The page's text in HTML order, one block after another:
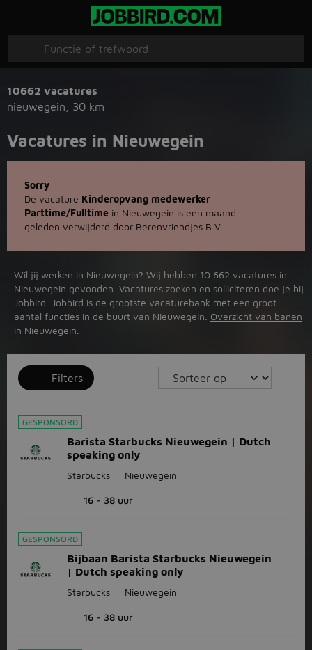
10662 vacatures
nieuwegein
30 km
Vacatures in Nieuwegein
Sorry
De vacature Kinderopvang medewerker
Parttime/Fulltime in Nieuwegein is een maand
geleden verwijderd door Berenvriendjes B.V..
Wil jij werken in Nieuwegein? Wij hebben 10.662 vacatures in
Nieuwegein gevonden. Vacatures zoeken en solliciteren doe je bij
Jobbird. Jobbird is de grootste vacaturebank met een groot
aantal functies in de buurt van Nieuwegein. Overzicht van banen
in Nieuwegein
Filters
GESPONSORD
Barista Starbucks Nieuwegein | Dutch
speaking only
Starbucks Nieuwegein
16 - 38 uur
GESPONSORD
Bijbaan Barista Starbucks Nieuwegein
| Dutch speaking only
Starbucks Nieuwegein
16 - 38 uur